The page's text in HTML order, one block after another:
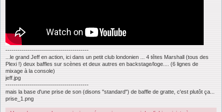
------------------------------------------
...le grand Jeff en action, ici dans un petit club londonien ... 4 têtes Marshall (tous des
Plexi !) deux baffles sur scènes et deux autres en backstage/loge.... (6 lignes de
mixage à la console)
jeff.jpg
------------------------------------------
mais la base d'une prise de son (disons "standard") de baffle de gratte, c'est plutôt ça...
prise_1.png